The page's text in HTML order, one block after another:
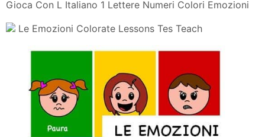
Gioca Con L Italiano 1 Lettere Numeri Colori Emozioni
Le Emozioni Colorate Lessons Tes Teach